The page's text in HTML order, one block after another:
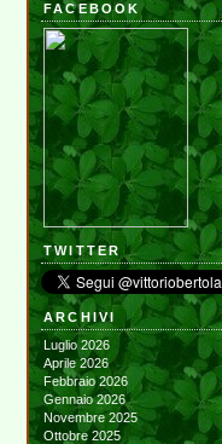
FACEBOOK
TWITTER
ARCHIVI
Luglio 2026
Aprile 2026
Febbraio 2026
Gennaio 2026
Novembre 2025
Ottobre 2025